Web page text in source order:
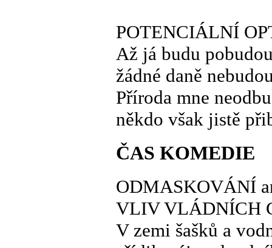
POTENCIÁLNÍ
Až já budu
žádné daně
Příroda mne
někdo však jistě
ČAS KOMEDIE
ODMASKOVÁNÍ
VLIV VLÁDNÍCH
V zemi šašků a